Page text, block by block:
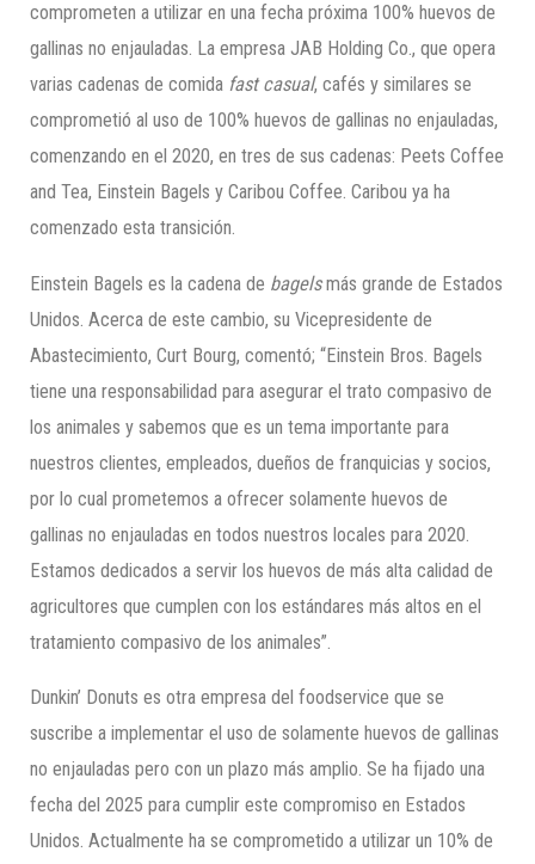
comprometen a utilizar en una fecha próxima 100% huevos de
gallinas no enjauladas. La empresa JAB Holding Co., que opera
varias cadenas de comida fastcasual, cafés y similares se
comprometió al uso de 100% huevos de gallinas no enjauladas,
comenzando en el 2020, en tres de sus cadenas: Peets Coffee
and Tea, Einstein Bagels y Caribou Coffee. Caribou ya ha
comenzado esta transición.
Einstein Bagels es la cadena de bagelsmás grande de Estados
Unidos. Acerca de este cambio, su Vicepresidente de
Abastecimiento, Curt Bourg, comentó; “Einstein Bros. Bagels
tiene una responsabilidad para asegurar el trato compasivo de
los animales y sabemos que es un tema importante para
nuestros clientes, empleados, dueños de franquicias y socios,
por lo cual prometemos a ofrecer solamente huevos de
gallinas no enjauladas en todos nuestros locales para 2020.
Estamos dedicados a servir los huevos de más alta calidad de
agricultores que cumplen con los estándares más altos en el
tratamiento compasivo de los animales”.
Dunkin’ Donuts es otra empresa del foodservice que se
suscribe a implementar el uso de solamente huevos de gallinas
no enjauladas pero con un plazo más amplio. Se ha fijado una
fecha del 2025 para cumplir este compromiso en Estados
Unidos. Actualmente ha se comprometido a utilizar un 10% de